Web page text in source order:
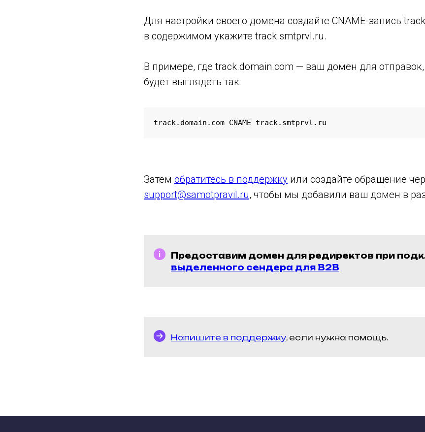
Для настройки своего домена создайте CNAME-запись
в содержимом укажите track.smtprvl.ru.
В примере, где track.domain.com — ваш домен для отправок,
будет выглядеть так:
track.domain.com CNAME track.smtprvl.ru
Затем обратитесь в поддержку или создайте обращение
support@samotpravil.ru, чтобы мы добавили ваш домен в
Предоставим домен для редиректов при
выделенного сендера для B2B
Напишите в поддержку, если нужна помощь.